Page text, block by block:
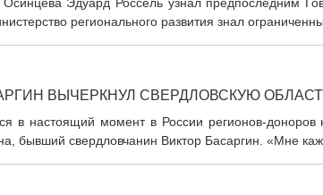
регионального развития знал
ВЫЧЕРКНУЛ СВЕРДЛОВСКУЮ
в настоящий момент в России регионов-доноров
бывший свердловчанин Виктор Басаргин. «Мне